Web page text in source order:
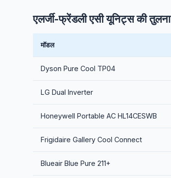
एलर्जी-फ्रेंडली एसी यूनिट्स की तुलना
मॉडल
Dyson Pure Cool TP04
LG Dual Inverter
Honeywell Portable AC HL14CESWB
Frigidaire Gallery Cool Connect
Blueair Blue Pure 211+